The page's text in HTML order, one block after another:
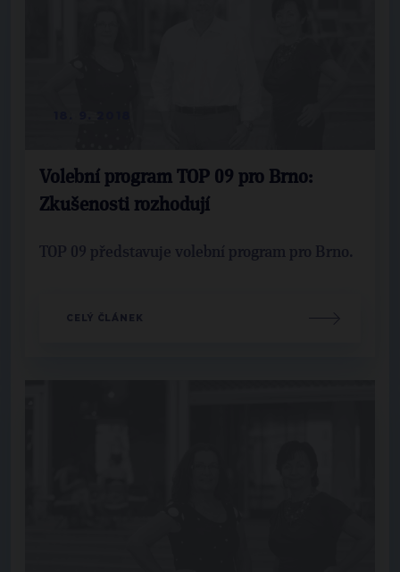
Volební program TOP 09 pro Brno:
Zkušenosti rozhodují
TOP 09 představuje volební program pro Brno.
CELÝ ČLÁNEK